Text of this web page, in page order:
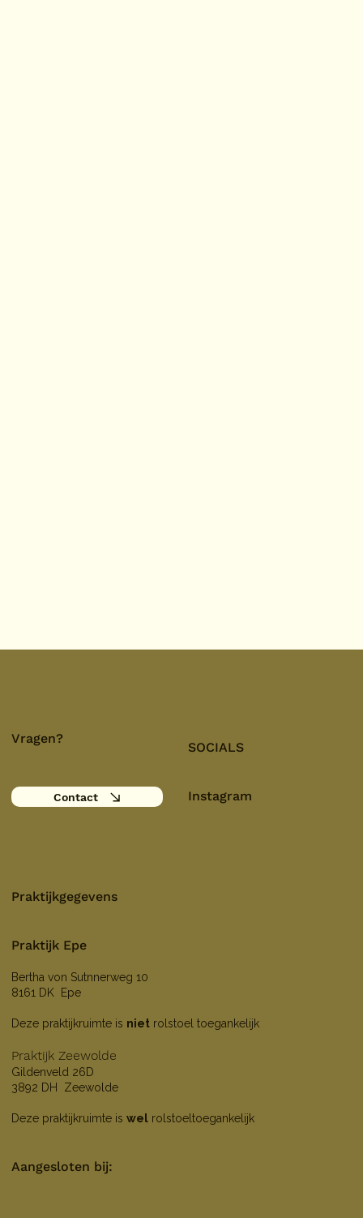
SOCIALS
Instagram
Aangesloten bij:
Vragen?
Contact
Praktijkgegevens
Praktijk Epe
Bertha von Sutnnerweg 10
8161 DK Epe
Deze praktijkruimte is nietrolstoel toegankelijk
Praktijk Zeewolde
Gildenveld 26D
3892 DH Zeewolde
Deze praktijkruimte is welrolstoeltoegankelijk